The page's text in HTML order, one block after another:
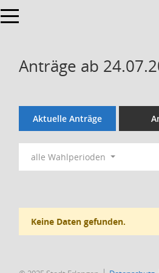
Toggle navigation
Anträge ab
Aktuelle Anträge
alle Wahlperioden
Keine Daten gefunden.